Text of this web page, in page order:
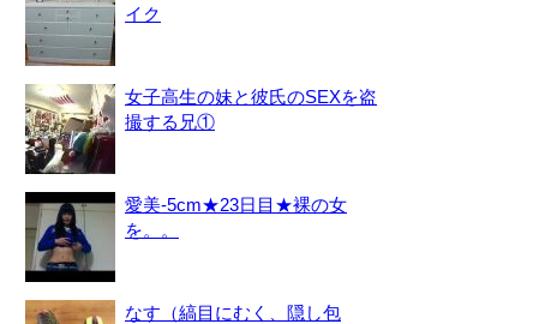
イク
女子高生の妹と彼氏のSEXを盗
撮する兄①
愛美-5cm★23日目★裸の女
を。。
なす（縞目にむく、隠し包